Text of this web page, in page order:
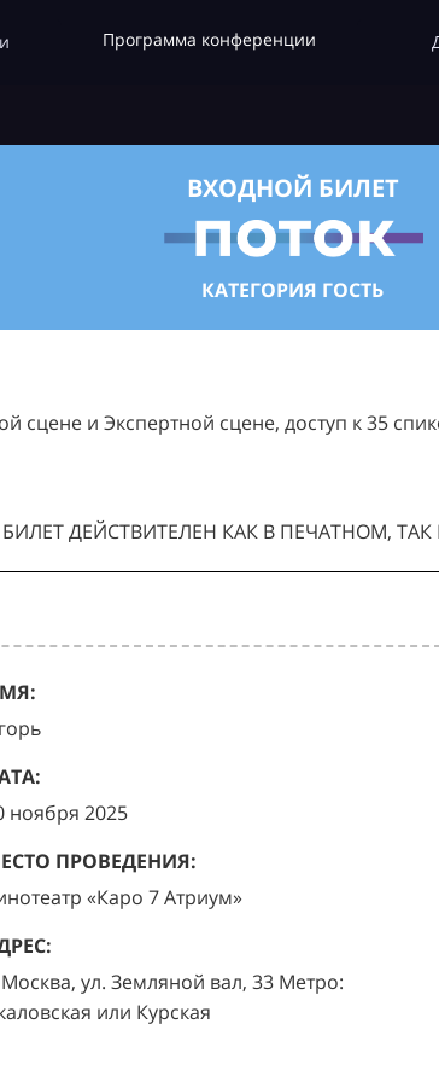
Программа конференции
ВХОДНОЙ БИЛЕТ
КАТЕГОРИЯ ГОСТЬ
и Экспертной сцене, доступ к 35
ДЕЙСТВИТЕЛЕН КАК В ПЕЧАТНОМ,
ноября 2025
ПРОВЕДЕНИЯ:
«Каро 7 Атриум»
Москва, ул. Земляной вал, 33 Метро:
или Курская